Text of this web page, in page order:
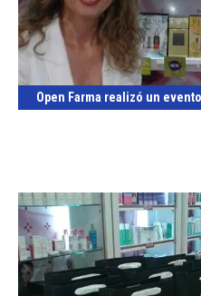
Open Farma realizó un